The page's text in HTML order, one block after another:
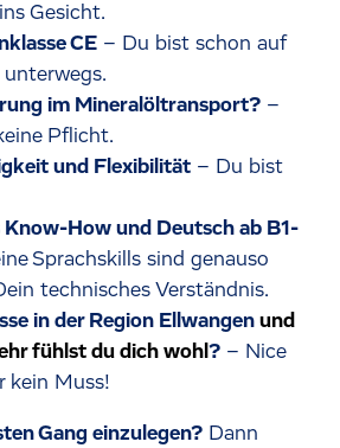
Gesicht.
CE – Du bist schon auf
im Mineralöltransport? –
Pflicht.
und Flexibilität – Du bist
Know-How und Deutsch ab B1-
Sprachskills sind genauso
technisches Verständnis.
in der Region Ellwangen und
fühlst du dich wohl? – Nice
kein Muss!
Gang einzulegen? Dann